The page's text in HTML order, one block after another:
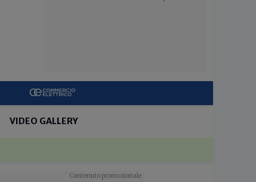
VIDEO GALLERY